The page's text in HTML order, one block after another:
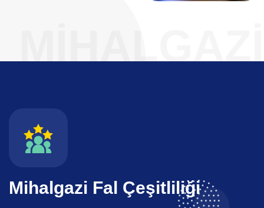
Mihalgazi Fal Çeşitliliği